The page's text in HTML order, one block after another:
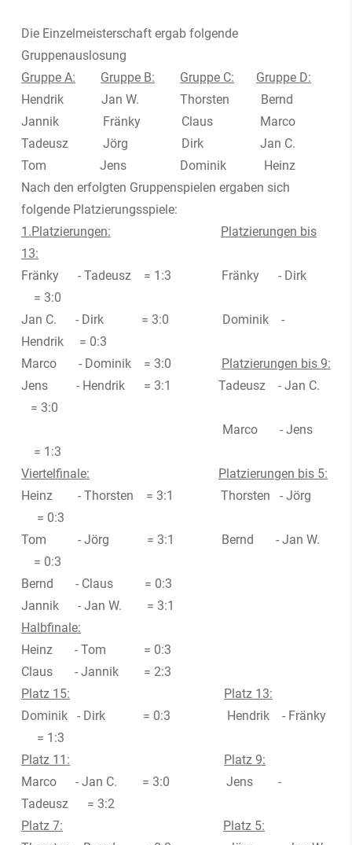
Die Einzelmeisterschaft ergab folgende
Gruppenauslosung
Gruppe A:
Gruppe B: Gruppe C:
Gruppe D:
Hendrik Jan W. Thorsten Bernd
Jannik Fränky Claus Marco
Tadeusz Jörg Dirk Jan C.
Tom Jens Dominik Heinz
Nach den erfolgten Gruppenspielen ergaben sich
folgende Platzierungsspiele:
1.Platzierungen:
Platzierungen bis
13:
Fränky - Tadeusz = 1:3 Fränky - Dirk
= 3:0
Jan C. - Dirk = 3:0 Dominik -
Hendrik = 0:3
Marco - Dominik = 3:0 Platzierungen bis 9:
Jens - Hendrik = 3:1 Tadeusz - Jan C.
= 3:0
Marco - Jens
= 1:3
Viertelfinale:
Platzierungen bis 5:
Heinz - Thorsten = 3:1 Thorsten - Jörg
= 0:3
Tom - Jörg = 3:1 Bernd - Jan W.
= 0:3
Bernd - Claus = 0:3
Jannik - Jan W. = 3:1
Halbfinale:
Heinz - Tom = 0:3
Claus - Jannik = 2:3
Platz 15:
Platz 13:
Dominik - Dirk = 0:3 Hendrik - Fränky
= 1:3
Platz 11:
Platz 9:
Marco - Jan C. = 3:0 Jens -
Tadeusz = 3:2
Platz 7:
Platz 5: